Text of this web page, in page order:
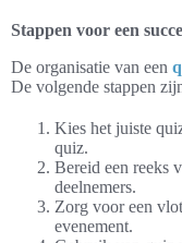
Stappen voor een
De organisatie van een
De volgende stappen
Kies het juiste
quiz.
Bereid een reeks
deelnemers.
Zorg voor een
evenement.